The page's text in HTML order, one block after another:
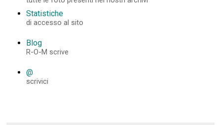
Statistiche
di accesso al sito
Blog
R-O-M scrive
@
scrivici